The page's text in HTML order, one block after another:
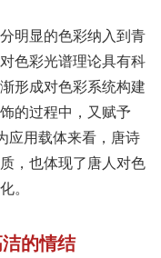
明显的色彩纳入到青
色彩光谱理论具有科
形成对色彩系统构建
的过程中，又赋予
应用载体来看，唐诗
，也体现了唐人对色
。
的情结